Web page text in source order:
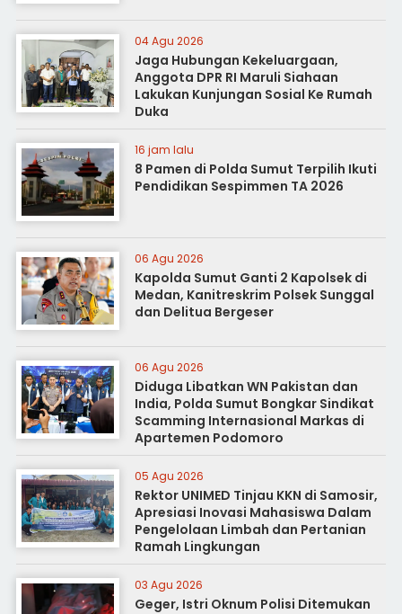
04 Agu 2026
Jaga Hubungan Kekeluargaan,
Anggota DPR RI Maruli Siahaan
Lakukan Kunjungan Sosial Ke Rumah
Duka
16 jam lalu
8 Pamen di Polda Sumut Terpilih Ikuti
Pendidikan Sespimmen TA 2026
06 Agu 2026
Kapolda Sumut Ganti 2 Kapolsek di
Medan, Kanitreskrim Polsek Sunggal
dan Delitua Bergeser
06 Agu 2026
Diduga Libatkan WN Pakistan dan
India, Polda Sumut Bongkar Sindikat
Scamming Internasional Markas di
Apartemen Podomoro
05 Agu 2026
Rektor UNIMED Tinjau KKN di Samosir,
Apresiasi Inovasi Mahasiswa Dalam
Pengelolaan Limbah dan Pertanian
Ramah Lingkungan
03 Agu 2026
Geger, Istri Oknum Polisi Ditemukan